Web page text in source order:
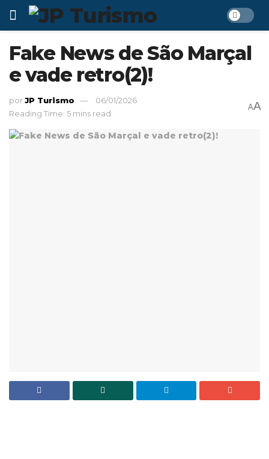
Fake News de São Marçal
e vade retro(2)!
porJP Turismo
06/01/2026
Reading Time: 5 mins read
AA